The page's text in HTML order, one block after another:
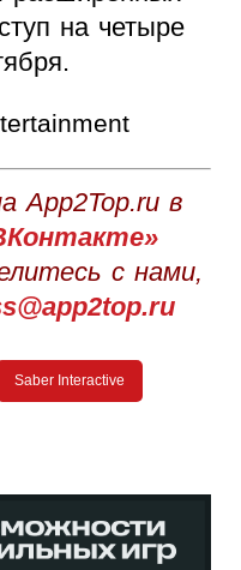
на четыре
App2Top.ru в
с нами,
Saber Interactive